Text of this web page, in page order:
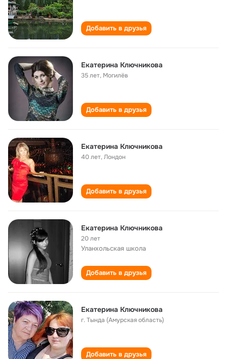
Добавить в друзья
Екатерина Ключникова
35 лет, Могилёв
Добавить в друзья
Екатерина Ключникова
40 лет,Лондон
Добавить в друзья
Екатерина Ключникова
20 лет
Уланхольская школа
Добавить в друзья
Екатерина Ключникова
г. Тында (Амурская область)
Добавить в друзья